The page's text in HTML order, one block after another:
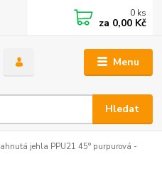
Menu
Hledat
0 ks
za 0,00 Kč
jehla PPU21 45° purpurová -